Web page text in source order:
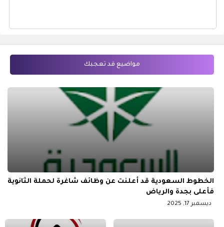
مواضيع قد تعجبك
الخطوط السعودية قد أعلنت عن وظائف شاغرة لحملة الثانوية
فأعلى بجدة والرياض
ديسمبر 17, 2025